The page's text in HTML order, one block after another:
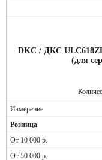
DKC / ДКС ULC618ZL
(для